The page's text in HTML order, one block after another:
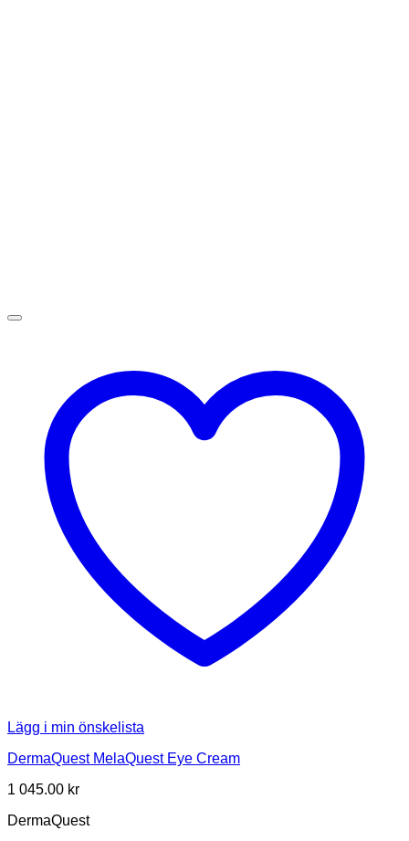
Lägg i min önskelista
DermaQuest MelaQuest Eye Cream
1 045.00 kr
DermaQuest